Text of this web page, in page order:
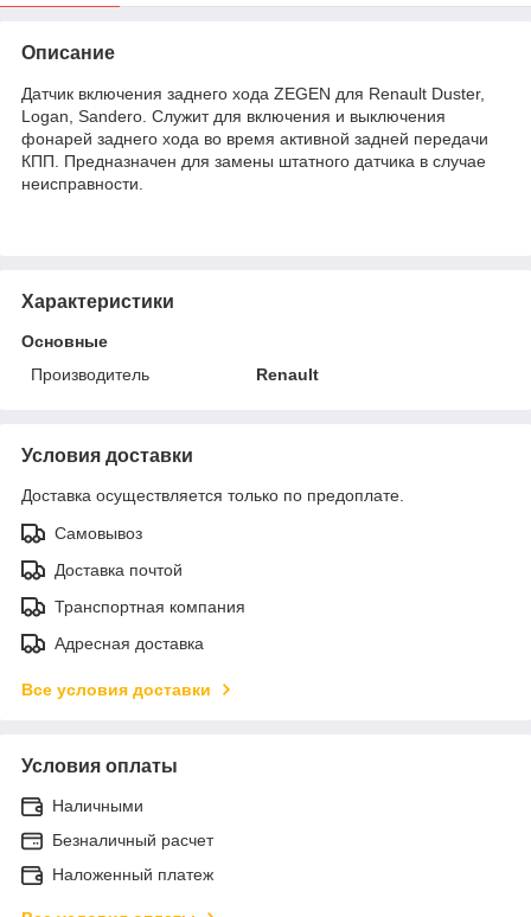
Описание
Датчик включения заднего хода ZEGEN для Renault Duster,
Logan, Sandero. Служит для включения и выключения
фонарей заднего хода во время активной задней передачи
КПП. Предназначен для замены штатного датчика в случае
неисправности.
Характеристики
Основные
Производитель
Renault
Условия доставки
Доставка осуществляется только по предоплате.
Самовывоз
Доставка почтой
Транспортная компания
Адресная доставка
Все условия доставки
Условия оплаты
Наличными
Безналичный расчет
Наложенный платеж